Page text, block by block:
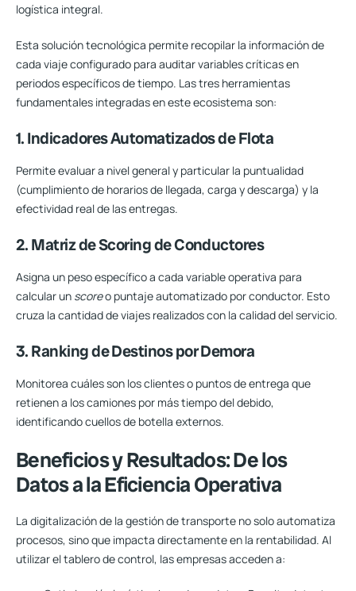
logística integral.
Esta solución tecnológica permite recopilar la información de
cada viaje configurado para auditar variables críticas en
periodos específicos de tiempo. Las tres herramientas
fundamentales integradas en este ecosistema son:
1. Indicadores Automatizados de Flota
Permite evaluar a nivel general y particular la puntualidad
(cumplimiento de horarios de llegada, carga y descarga) y la
efectividad real de las entregas.
2. Matriz de Scoring de Conductores
Asigna un peso específico a cada variable operativa para
calcular un scoreo puntaje automatizado por conductor. Esto
cruza la cantidad de viajes realizados con la calidad del servicio.
3. Ranking de Destinos por Demora
Monitorea cuáles son los clientes o puntos de entrega que
retienen a los camiones por más tiempo del debido,
identificando cuellos de botella externos.
Beneficios y Resultados: De los
Datos a la Eficiencia Operativa
La digitalización de la gestión de transporte no solo automatiza
procesos, sino que impacta directamente en la rentabilidad. Al
utilizar el tablero de control, las empresas acceden a: